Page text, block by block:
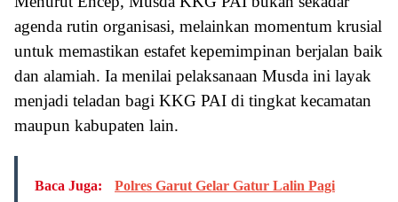
agenda rutin organisasi, melainkan momentum krusial
untuk memastikan estafet kepemimpinan berjalan baik
dan alamiah. Ia menilai pelaksanaan Musda ini layak
menjadi teladan bagi KKG PAI di tingkat kecamatan
maupun kabupaten lain.
Baca Juga:
Polres Garut Gelar Gatur Lalin Pagi